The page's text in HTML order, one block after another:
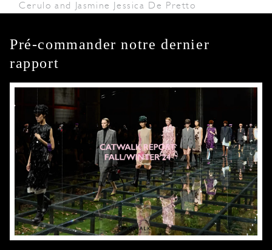
Cerulo and Jasmine Jessica De Pretto
Pré-commander notre dernier
rapport